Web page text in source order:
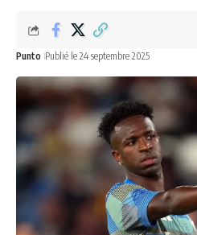
Punto Publié le 24 septembre 2025